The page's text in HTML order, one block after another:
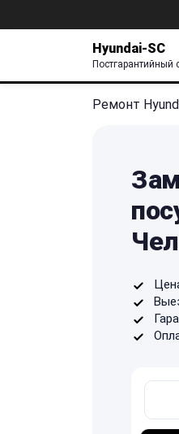
Hyundai-SC
Постгарантийный
Ремонт